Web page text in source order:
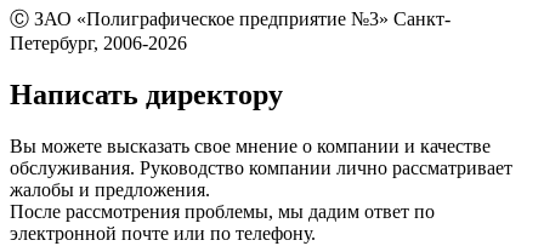
Ⓒ ЗАО «Полиграфическое предприятие №3» Санкт-
Петербург, 2006-2026
Написать директору
Вы можете высказать свое мнение о компании и качестве
обслуживания. Руководство компании лично рассматривает
жалобы и предложения.
После рассмотрения проблемы, мы дадим ответ по
электронной почте или по телефону.